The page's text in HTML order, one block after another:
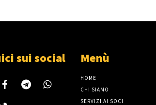
sui social Menù
HOME
CHI SIAMO
SERVIZI AI SOCI